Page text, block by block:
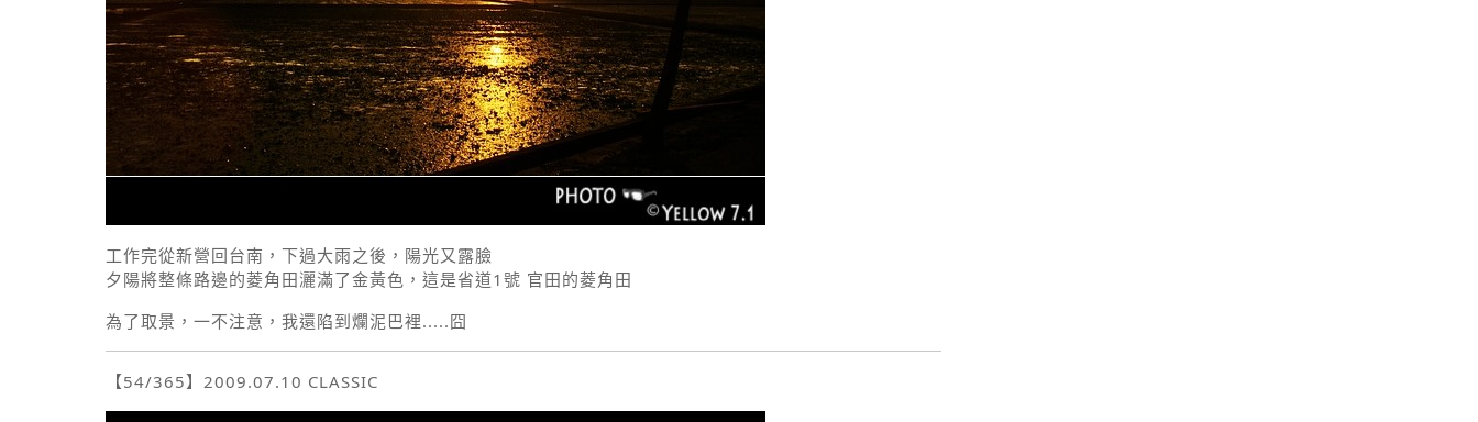
工作完從新營回台南，下過大雨之後，陽光又露臉
夕陽將整條路邊的菱角田灑滿了金黃色，這是省道1號 官田的菱角田
為了取景，一不注意，我還陷到爛泥巴裡.....囧
【54/365】2009.07.10 CLASSIC